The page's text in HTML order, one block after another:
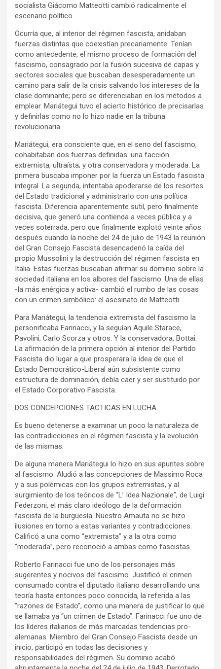
socialista Giácomo Matteotti cambió radicalmente el
escenario político.
Ocurría que, al interior del régimen fascista, anidaban
fuerzas distintas que coexistían precariamente. Tenían
como antecedente, el mismo proceso de formación del
fascismo, consagrado por la fusión sucesiva de capas y
sectores sociales que buscaban desesperadamente un
camino para salir de la crisis salvando los intereses de la
clase dominante; pero se diferenciaban en los métodos a
emplear. Mariátegui tuvo el acierto histórico de precisarlas
y definirlas como no lo hizo nadie en la tribuna
revolucionaria.
Mariátegui, era consciente que, en el seno del fascismo,
cohabitaban dos fuerzas definidas: una facción
extremista, ultraísta; y otra conservadora y moderada. La
primera buscaba imponer por la fuerza un Estado fascista
integral. La segunda, intentaba apoderarse de los resortes
del Estado tradicional y administrarlo con una política
fascista. Diferencia aparentemente sutil, pero finalmente
decisiva, que generó una contienda a veces pública y a
veces soterrada, pero que finalmente explotó veinte años
después cuando la noche del 24 de julio de 1943 la reunión
del Gran Consejo Fascista desencadenó la caída del
propio Mussolini y la destrucción del régimen fascista en
Italia. Estas fuerzas buscaban afirmar su dominio sobre la
sociedad italiana en los albores del fascismo. Una de ellas
-la más enérgica y activa- cambió el rumbo de las cosas
con un crimen simbólico: el asesinato de Matteotti.
Para Mariátegui, la tendencia extremista del fascismo la
personificaba Farinacci, y la seguían Aquile Starace,
Pavolini, Carlo Scorza y otros. Y la conservadora, Bottai.
La afirmación de la primera opción al interior del Partido
Fascista dio lugar a que prosperara la idea de que el
Estado Democrático-Liberal aún subsistente como
estructura de dominación, debía caer y ser sustituido por
el Estado Corporativo Fascista.
DOS CONCEPCIONES TACTICAS EN LUCHA.
Es bueno detenerse a examinar un poco la naturaleza de
las contradicciones en el régimen fascista y la evolución
de las mismas.
De alguna manera Mariátegui lo hizo en sus apuntes sobre
al fascismo. Aludió a las concepciones de Massimo Roca
y a sus polémicas con los grupos extremistas, y al
surgimiento de los teóricos de “L’ Idea Nazionale”, de Luigi
Federzoni, el más claro ideólogo de la deformación
fascista de la burguesía. Nuestro Amauta no se hizo
ilusiones en torno a estas variantes y contradicciones.
Calificó a una como “extremista” y a la otra como
“moderada”, pero reconoció a ambas como fascistas.
Roberto Farinacci fue uno de los personajes más
sugerentes y nocivos del fascismo. Justificó el crimen
consumado contra el diputado italiano desarrollando una
teoría hasta entonces poco conocida, la referida a las
“razones de Estado”, como una manera de justificar lo que
se llamaba ya “un crimen de Estado”. Farinacci fue uno de
los líderes italianos de más marcadas tendencias pro-
alemanas. Miembro del Gran Consejo Fascista desde un
inicio, participó en todas las decisiones y
responsabilidades del régimen. Su dominio acabó